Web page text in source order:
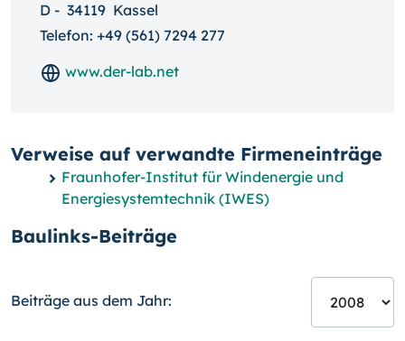
D - 34119 Kassel
Telefon: +49 (561) 7294 277
www.der-lab.net
Verweise auf verwandte Firmeneinträge
Fraunhofer-Institut für Windenergie und
Energiesystemtechnik (IWES)
Baulinks-Beiträge
Beiträge aus dem Jahr: